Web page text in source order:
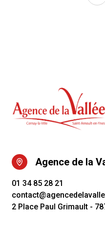
Agence de la
01 34 85 28 21
2 Place Paul Grimault -